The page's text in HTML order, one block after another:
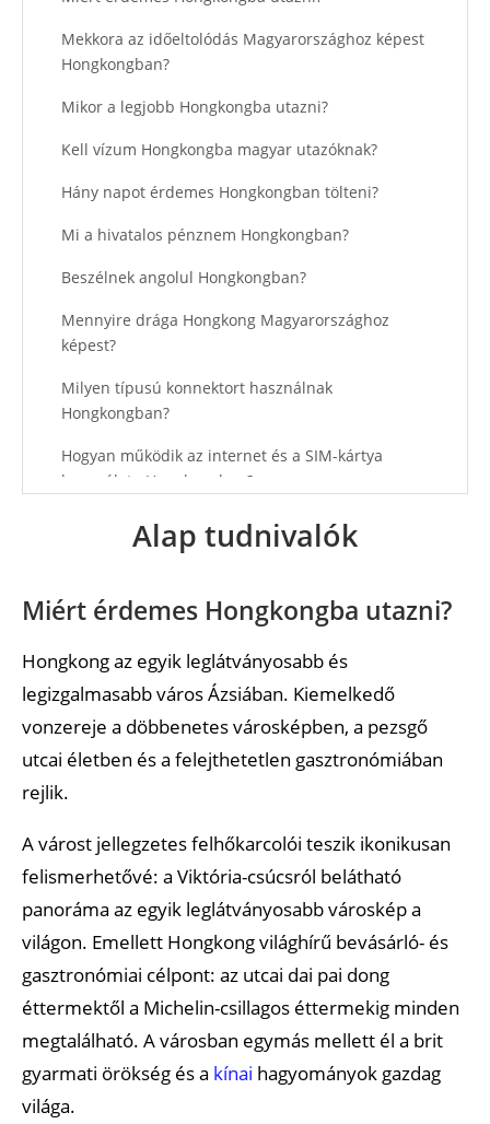
Mekkora az időeltolódás Magyarországhoz képest
Hongkongban?
Mikor a legjobb Hongkongba utazni?
Kell vízum Hongkongba magyar utazóknak?
Hány napot érdemes Hongkongban tölteni?
Mi a hivatalos pénznem Hongkongban?
Beszélnek angolul Hongkongban?
Mennyire drága Hongkong Magyarországhoz
képest?
Milyen típusú konnektort használnak
Hongkongban?
Hogyan működik az internet és a SIM-kártya
használata Hongkongban?
Utazás és közlekedés
központjába?
Hongkongban?
Szállás és biztonság
Biztonságos város Hongkong?
Melyik környéken érdemes megszállni
Egészségügyi tudnivalók
Kötelező oltások szükségesek Hongkongba
utazáshoz?
Iható a csapvíz Hongkongban?
Mik a kötelező látnivalók Hongkongban?
Melyek a legnépszerűbb ételek és italok
Alap tudnivalók
Miért érdemes Hongkongba utazni?
Hongkong az egyik leglátványosabb és
legizgalmasabb város Ázsiában. Kiemelkedő
vonzereje a döbbenetes városképben, a pezsgő
utcai életben és a felejthetetlen gasztronómiában
rejlik.
A várost jellegzetes felhőkarcolói teszik ikonikusan
felismerhetővé: a Viktória-csúcsról belátható
panoráma az egyik leglátványosabb városkép a
világon. Emellett Hongkong világhírű bevásárló- és
gasztronómiai célpont: az utcai dai pai dong
éttermektől a Michelin-csillagos éttermekig minden
megtalálható. A városban egymás mellett él a brit
gyarmati örökség és a kínai hagyományok gazdag
világa.